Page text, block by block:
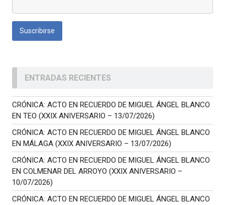
ENTRADAS RECIENTES
CRÓNICA: ACTO EN RECUERDO DE MIGUEL ÁNGEL BLANCO
EN TEO (XXIX ANIVERSARIO – 13/07/2026)
CRÓNICA: ACTO EN RECUERDO DE MIGUEL ÁNGEL BLANCO
EN MÁLAGA (XXIX ANIVERSARIO – 13/07/2026)
CRÓNICA: ACTO EN RECUERDO DE MIGUEL ÁNGEL BLANCO
EN COLMENAR DEL ARROYO (XXIX ANIVERSARIO –
10/07/2026)
CRÓNICA: ACTO EN RECUERDO DE MIGUEL ÁNGEL BLANCO